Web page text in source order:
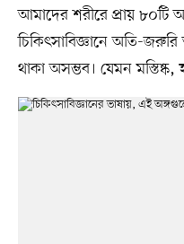
আমাদের শরীরে প্রায় ৮০টি
চিকিৎসাবিজ্ঞানে অতি-
থাকা অসম্ভব। যেমন